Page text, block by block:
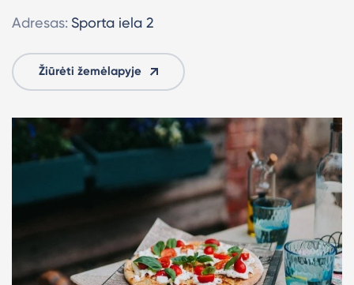
Adresas: Sporta iela 2
Žiūrėti žemėlapyje